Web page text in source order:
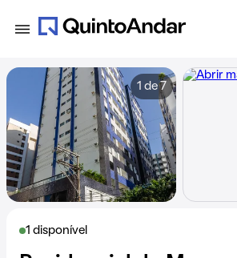
1 disponível
1 de 7